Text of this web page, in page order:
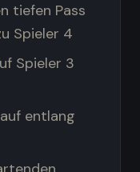
tiefen Pass
Spieler 4
Spieler 3
entlang